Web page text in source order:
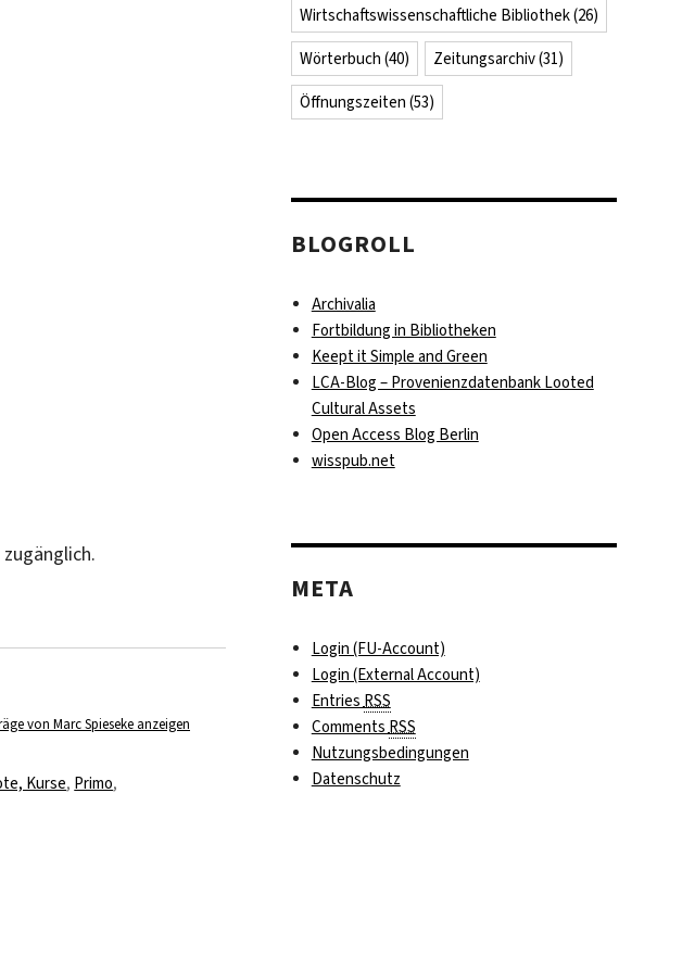
von Marc Spieseke anzeigen
Kurse, Primo,
Wirtschaftswissenschaftliche Bibliothek(26)
Wörterbuch (40) Zeitungsarchiv(31)
Öffnungszeiten (53)
BLOGROLL
Archivalia
Fortbildung in Bibliotheken
Keept it Simple and Green
LCA-Blog – Provenienzdatenbank Looted
Cultural Assets
Open Access Blog Berlin
wisspub.net
META
Login (FU-Account)
Login (External Account)
EntriesRSS
CommentsRSS
Nutzungsbedingungen
Datenschutz